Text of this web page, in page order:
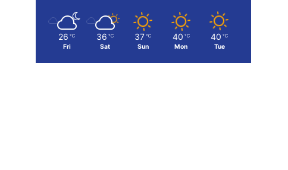
26 ℃
Fri
36 ℃
Sat
37 ℃
Sun
40 ℃
Mon
40 ℃
Tue